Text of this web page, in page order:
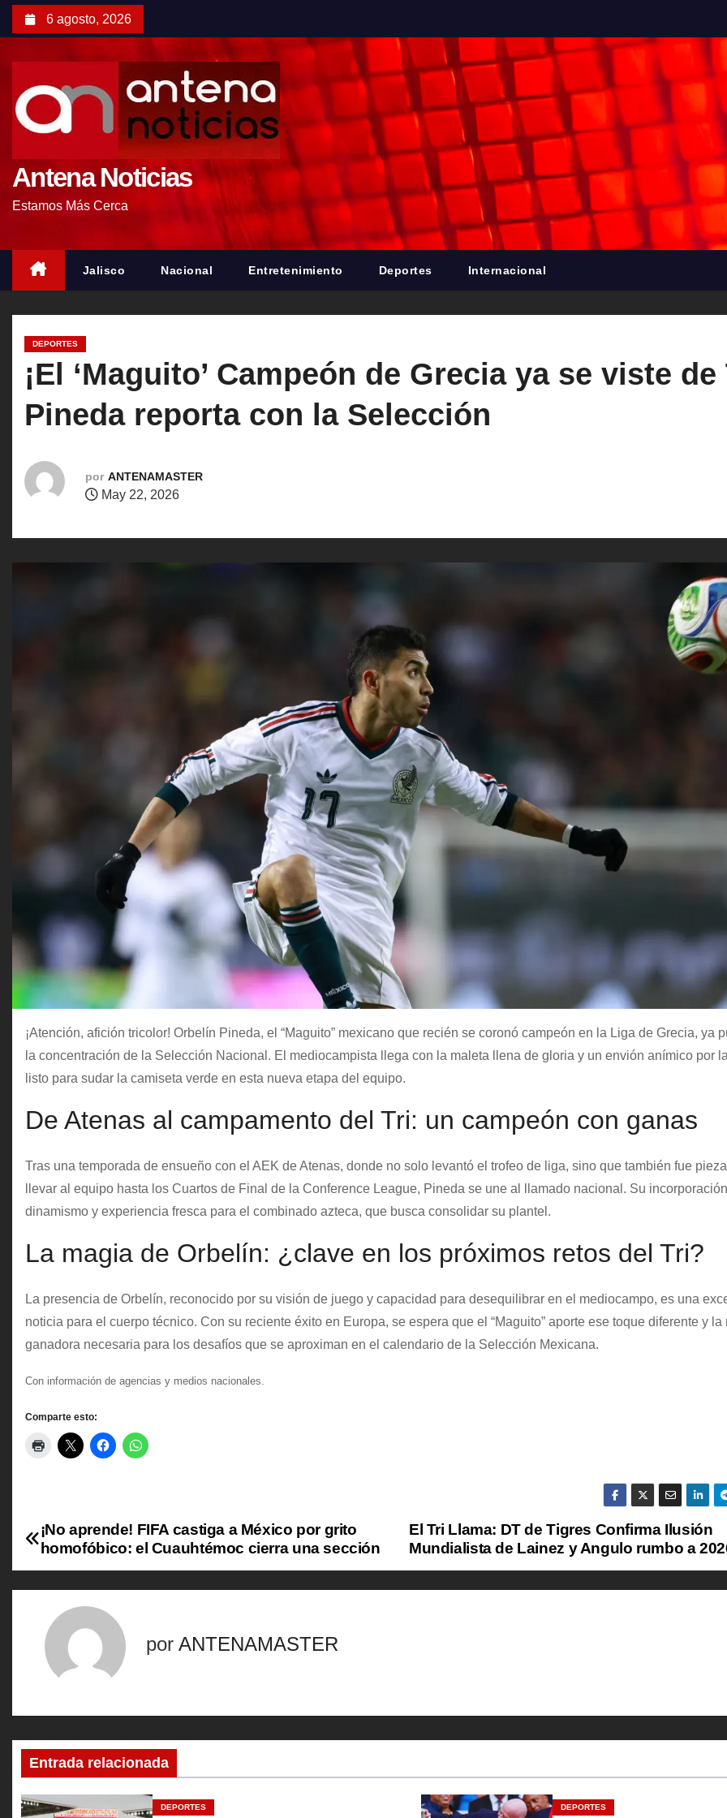
6 agosto, 2026
Antena Noticias
Estamos Más Cerca
Jalisco Nacional Entretenimiento Deportes Internacional
DEPORTES
¡El ‘Maguito’ Campeón de Grecia ya se viste
Pineda reporta con la Selección
por ANTENAMASTER
May 22, 2026
¡Atención, afición tricolor! Orbelín Pineda, el “Maguito” mexicano que recién se coronó campeón en la Liga de Grecia, ya
la concentración de la Selección Nacional. El mediocampista llega con la maleta llena de gloria y un envión anímico por
listo para sudar la camiseta verde en esta nueva etapa del equipo.
De Atenas al campamento del Tri: un campeón con ganas
Tras una temporada de ensueño con el AEK de Atenas, donde no solo levantó el trofeo de liga, sino que también fue
llevar al equipo hasta los Cuartos de Final de la Conference League, Pineda se une al llamado nacional. Su
dinamismo y experiencia fresca para el combinado azteca, que busca consolidar su plantel.
La magia de Orbelín: ¿clave en los próximos retos del Tri?
La presencia de Orbelín, reconocido por su visión de juego y capacidad para desequilibrar en el mediocampo, es una
noticia para el cuerpo técnico. Con su reciente éxito en Europa, se espera que el “Maguito” aporte ese toque diferente y la
ganadora necesaria para los desafíos que se aproximan en el calendario de la Selección Mexicana.
Con información de agencias y medios nacionales.
Comparte esto:
N
a
c
i
ó
El Tri Llama: DT de Tigres Confirma Ilusión
Mundialista de Lainez y Angulo rumbo a
¡No aprende! FIFA castiga a México por grito
homofóbico: el Cuauhtémoc cierra una sección
por ANTENAMASTER
Entrada relacionada
DEPORTES DEPORTES